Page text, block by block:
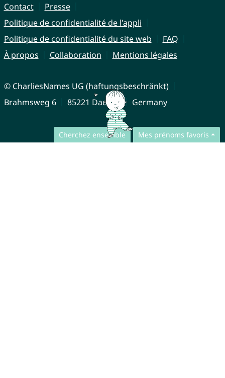
Cherchez ensemble Mes prénoms favoris
Contact
Presse
Politique de confidentialité de l'appli
Politique de confidentialité du site web
FAQ
À propos
Collaboration Mentions légales
© CharliesNames UG (haftungsbeschränkt)
Brahmsweg 6
85221 Dachau Germany